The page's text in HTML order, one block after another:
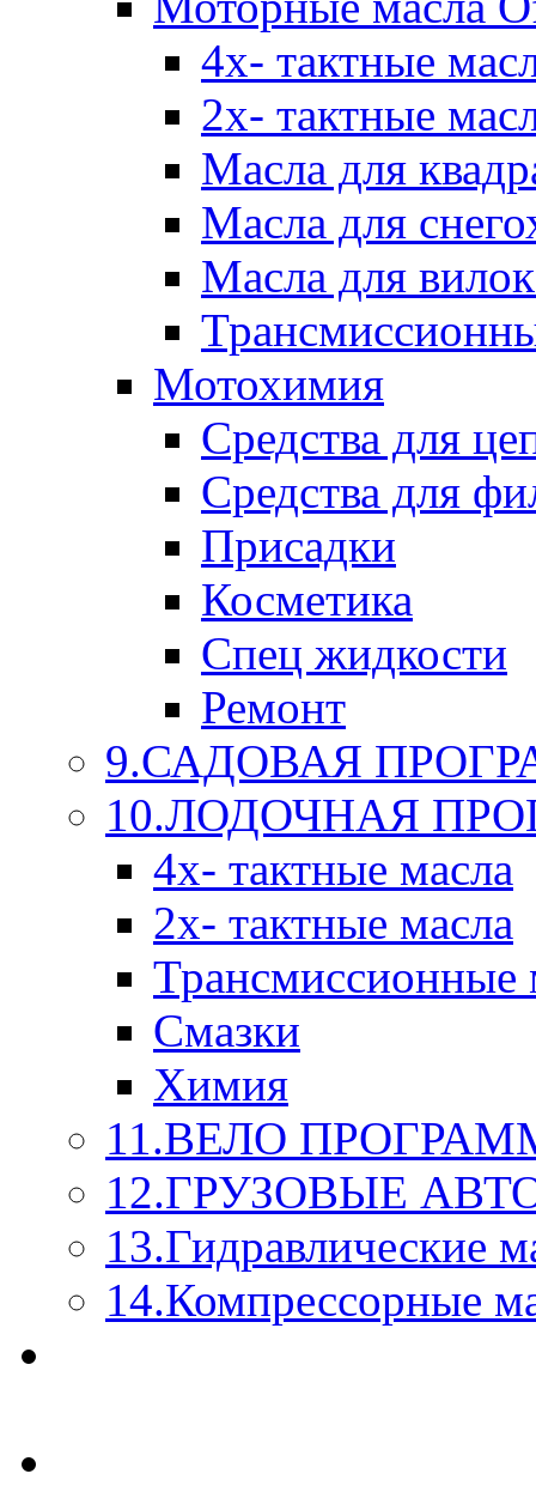
4х- тактные
2х- тактные
Масла для
Масла для
Масла для
Мотохимия
Средства для
Средства для
Присадки
Косметика
Спец жидкости
Ремонт
9.САДОВАЯ
10.ЛОДОЧНАЯ
4х- тактные масла
2х- тактные масла
Трансмиссионные
Смазки
Химия
11.ВЕЛО
12.ГРУЗОВЫЕ
13.Гидравлические
14.Компрессорные